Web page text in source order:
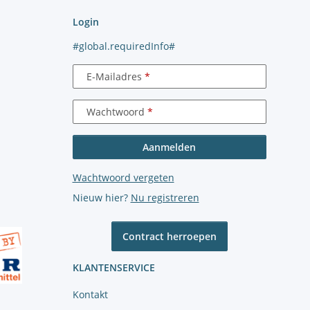
Login
#global.requiredInfo#
E-Mailadres
Wachtwoord
Aanmelden
Wachtwoord vergeten
Nieuw hier? Nu registreren
Contract herroepen
KLANTENSERVICE
Kontakt